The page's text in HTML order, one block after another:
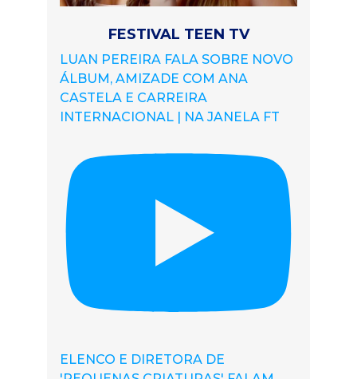
FESTIVAL TEEN TV
LUAN PEREIRA FALA SOBRE NOVO
ÁLBUM, AMIZADE COM ANA
CASTELA E CARREIRA
INTERNACIONAL | NA JANELA FT
ELENCO E DIRETORA DE